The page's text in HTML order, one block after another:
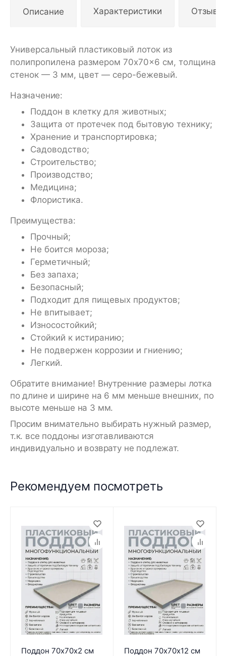
Описание Характеристики
Универсальный пластиковый лоток из
полипропилена размером 70x70x6 см, толщина
стенок — 3 мм, цвет — серо-бежевый.
Назначение:
Поддон в клетку для животных;
Защита от протечек под бытовую технику;
Хранение и транспортировка;
Садоводство;
Строительство;
Производство;
Медицина;
Флористика.
Преимущества:
Прочный;
Не боится мороза;
Герметичный;
Без запаха;
Безопасный;
Подходит для пищевых продуктов;
Не впитывает;
Износостойкий;
Стойкий к истиранию;
Не подвержен коррозии и гниению;
Легкий.
Обратите внимание! Внутренние размеры лотка
по длине и ширине на 6 мм меньше внешних, по
высоте меньше на 3 мм.
Просим внимательно выбирать нужный размер,
т.к. все поддоны изготавливаются
индивидуально и возврату не подлежат.
Рекомендуем посмотреть
Поддон 70х70х2 см
Поддон 70х70х12 см